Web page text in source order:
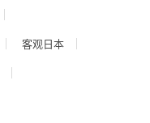
客观日本